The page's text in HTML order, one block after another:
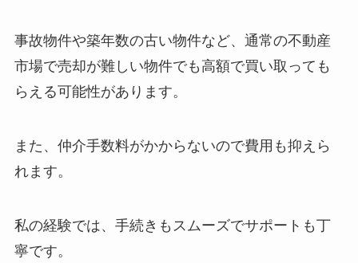
事故物件や築年数の古い物件など、通常の不動産
市場で売却が難しい物件でも高額で買い取っても
らえる可能性があります。
また、仲介手数料がかからないので費用も抑えら
れます。
私の経験では、手続きもスムーズでサポートも丁
寧です。